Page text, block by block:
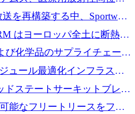
に対処するために2,300万ポ
を再構築する中、Sportway
を調達
はヨーロッパ全土に断熱材
1,750 万ユーロを投資
び化学品のサプライチェーン
めに 310 万ユーロを確保
ュール最適化インフラスト
るためにシリーズ A で
ドステートサーキットブレー
ために1,700万ユーロを調達
能なフリートリースをフラ